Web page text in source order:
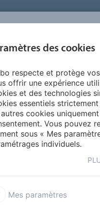
SUR NOUS
Conseils et astuces de chauffage
et du
des cookies
respecte et protège
offrir une expérience
et des technologies
essentiels
cookies
Vous pouvez
sous « Mes
individuels.
Mes paramètres